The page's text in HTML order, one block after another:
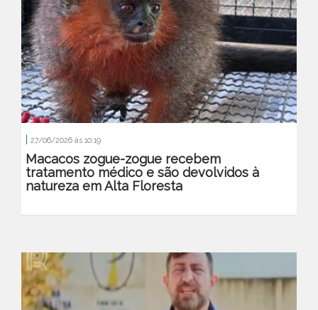
27/06/2026 às 10:19
Macacos zogue-zogue recebem
tratamento médico e são devolvidos à
natureza em Alta Floresta